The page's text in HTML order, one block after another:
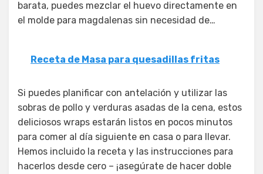
barata, puedes mezclar el huevo directamente en
el molde para magdalenas sin necesidad de…
Receta de Masa para quesadillas fritas
Si puedes planificar con antelación y utilizar las
sobras de pollo y verduras asadas de la cena, estos
deliciosos wraps estarán listos en pocos minutos
para comer al día siguiente en casa o para llevar.
Hemos incluido la receta y las instrucciones para
hacerlos desde cero – ¡asegúrate de hacer doble